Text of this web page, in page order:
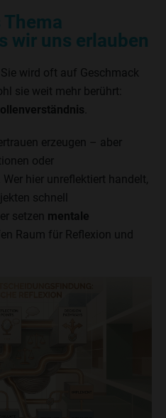
Thema
wir uns erlauben
wird oft auf Geschmack
sie weit mehr berührt:
erzeugen – aber
oder
hier unreflektiert handelt,
schnell
setzen mentale
Raum für Reflexion und